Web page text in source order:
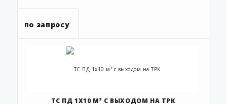
по запросу
ТС ПД 1Х10 М³ С ВЫХОДОМ НА ТРК